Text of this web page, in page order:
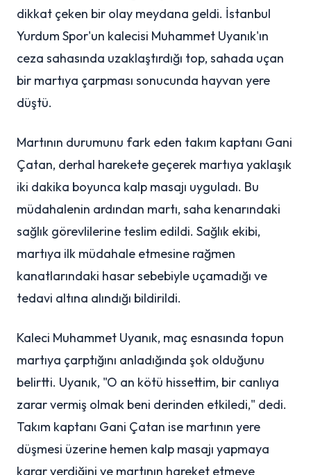
dikkat çeken bir olay meydana geldi. İstanbul
Yurdum Spor'un kalecisi Muhammet Uyanık'ın
ceza sahasında uzaklaştırdığı top, sahada uçan
bir martıya çarpması sonucunda hayvan yere
düştü.
Martının durumunu fark eden takım kaptanı Gani
Çatan, derhal harekete geçerek martıya yaklaşık
iki dakika boyunca kalp masajı uyguladı. Bu
müdahalenin ardından martı, saha kenarındaki
sağlık görevlilerine teslim edildi. Sağlık ekibi,
martıya ilk müdahale etmesine rağmen
kanatlarındaki hasar sebebiyle uçamadığı ve
tedavi altına alındığı bildirildi.
Kaleci Muhammet Uyanık, maç esnasında topun
martıya çarptığını anladığında şok olduğunu
belirtti. Uyanık, "O an kötü hissettim, bir canlıya
zarar vermiş olmak beni derinden etkiledi," dedi.
Takım kaptanı Gani Çatan ise martının yere
düşmesi üzerine hemen kalp masajı yapmaya
karar verdiğini ve martının hareket etmeye